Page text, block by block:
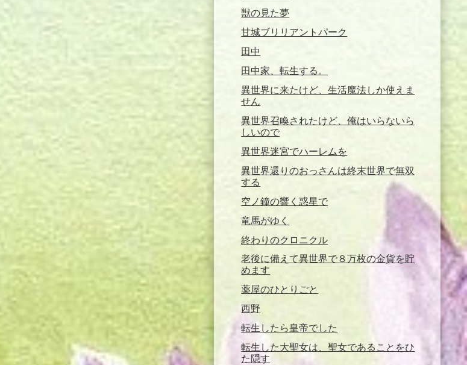
獣の見た夢
甘城ブリリアントパーク
田中
田中家、転生する。
異世界に来たけど、生活魔法しか使えま
せん
異世界召喚されたけど、俺はいらないら
しいので
異世界迷宮でハーレムを
異世界還りのおっさんは終末世界で無双
する
空ノ鐘の響く惑星で
竜馬がゆく
終わりのクロニクル
老後に備えて異世界で８万枚の金貨を貯
めます
薬屋のひとりごと
西野
転生したら皇帝でした
転生した大聖女は、聖女であることをひ
た隠す